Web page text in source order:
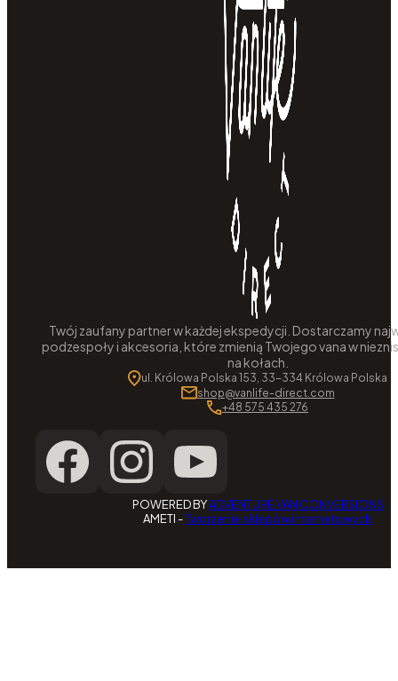
Twój zaufany partner w każdej ekspedycji. Dostarczamy
podzespoły i akcesoria, które zmienią Twojego vana w
na kołach.
ul. Królowa Polska 153, 33-334 Królowa Polska
shop@vanlife-direct.com
+48 575 435 276
POWERED BYADVENTURE VAN CONVERSIONS
AMETI -Tworzenie sklepów internetowych